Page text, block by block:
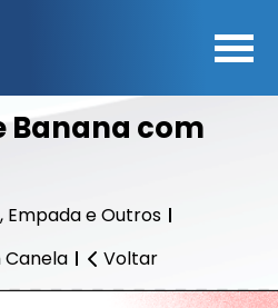
Banana com
Empada e Outros
Canela
Voltar